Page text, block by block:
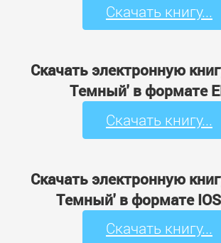
Скачать книгу...
Скачать электронную
Темный' в формате
Скачать книгу...
Скачать электронную
Темный' в формате IOS
Скачать книгу...